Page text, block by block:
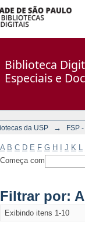
Biblioteca
Especiais e
da USP → FSP
A B C D E F G H J K
Começa com
Filtrar por:
Exibindo itens 1-10